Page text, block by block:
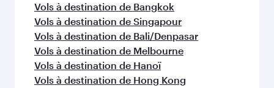
Vols à destination de Bangkok
Vols à destination de Singapour
Vols à destination de Bali/Denpasar
Vols à destination de Melbourne
Vols à destination de Hanoï
Vols à destination de Hong Kong